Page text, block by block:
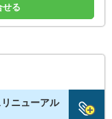
せる
ニューアル